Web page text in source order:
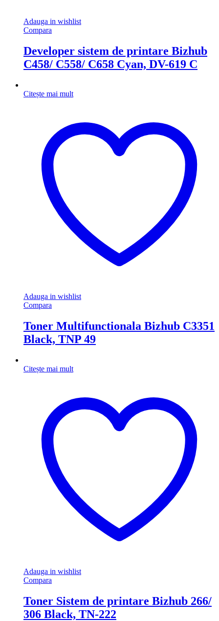
Adauga in wishlist
Compara
Developer sistem de printare Bizhub
C458/ C558/ C658 Cyan, DV-619 C
Citește mai mult
Adauga in wishlist
Compara
Toner Multifunctionala Bizhub C3351
Black, TNP 49
Citește mai mult
Adauga in wishlist
Compara
Toner Sistem de printare Bizhub 266/
306 Black, TN-222